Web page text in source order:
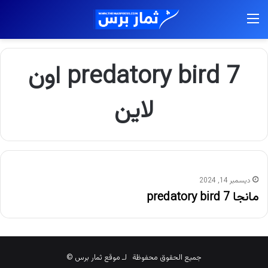
7 predatory bird اون
لاين
ديسمبر 14, 2024
مانجا 7 predatory bird
جميع الحقوق محفوظة لـ موقع ثمار برس ©